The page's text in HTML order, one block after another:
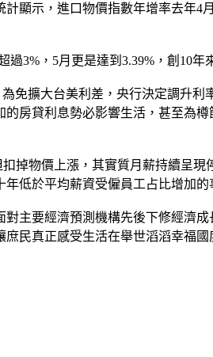
顯示，進口物價指數年增率去年4
3%，5月更是達到3.39%，創10
免擴大台美利差，央行決定調升
房貸利息勢必影響生活，甚至為
掉物價上漲，其實質月薪持續呈
低於平均薪資受僱員工占比增加
主要經濟預測機構先後下修經濟
民真正感受生活在舉世滔滔幸福國